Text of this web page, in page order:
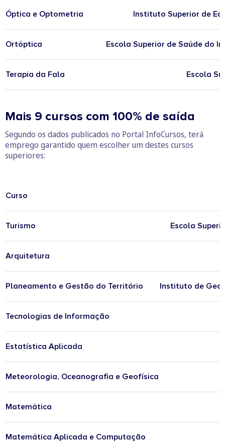
Óptica e Optometria Instituto Superior de
Ortóptica Escola Superior de Saúde do
Terapia da Fala Escola
Mais 9 cursos com 100% de saída
Segundo os dados publicados no Portal InfoCursos, terá
emprego garantido quem escolher um destes cursos
superiores:
Curso
Turismo Escola
Arquitetura
Planeamento e Gestão do Território Instituto de
Tecnologias de Informação
Estatística Aplicada
Meteorologia, Oceanografia e Geofísica
Matemática
Matemática Aplicada e Computação